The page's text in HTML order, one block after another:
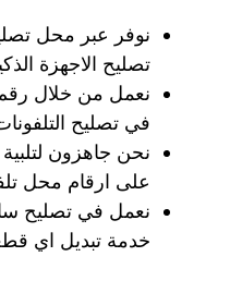
نوفر عبر محل
تصليح الاجهزة
نعمل من خلال
في تصليح
نحن جاهزون
على ارقام محل
نعمل في تصليح
خدمة تبديل اي